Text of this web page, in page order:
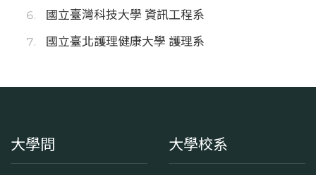
國立臺灣科技大學 資訊工程系
國立臺北護理健康大學 護理系
大學問 大學校系